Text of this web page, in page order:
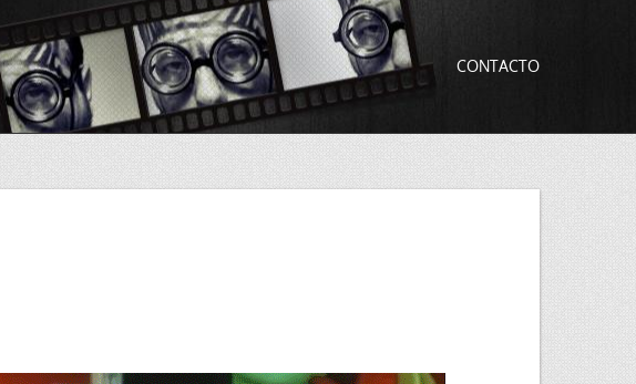
CONTACTO